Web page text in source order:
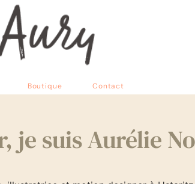
Boutique Contact
je suis Aurélie